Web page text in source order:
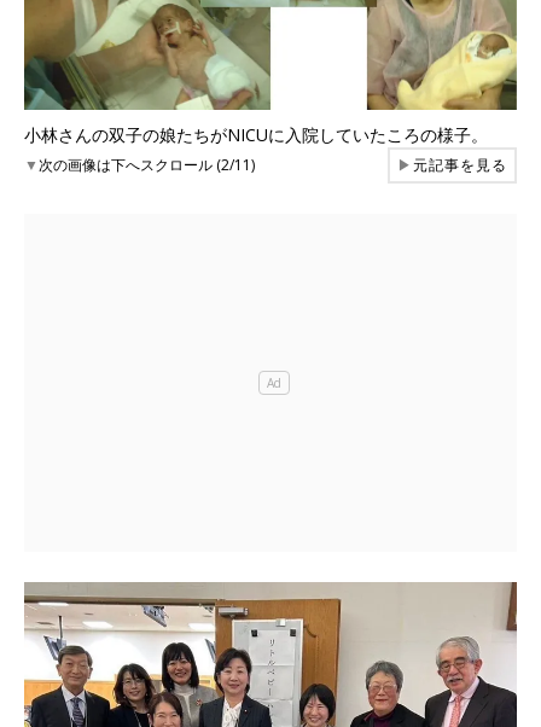
小林さんの双子の娘たちがNICUに入院していたころの様子。
▼次の画像は下へスクロール (2/11) ▶元記事を見る